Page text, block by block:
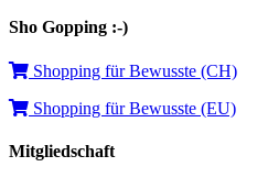
Sho Gopping :-)
Shopping für Bewusste (CH)
Shopping für Bewusste (EU)
Mitgliedschaft